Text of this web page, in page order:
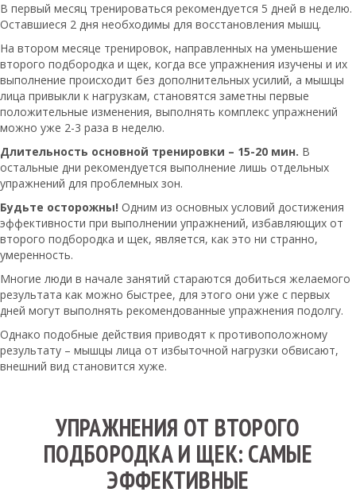
В первый месяц тренироваться рекомендуется 5 дней в неделю.
Оставшиеся 2 дня необходимы для восстановления мышц.
На втором месяце тренировок, направленных на уменьшение
второго подбородка и щек, когда все упражнения изучены и их
выполнение происходит без дополнительных усилий, а мышцы
лица привыкли к нагрузкам, становятся заметны первые
положительные изменения, выполнять комплекс упражнений
можно уже 2-3 раза в неделю.
Длительность основной тренировки – 15-20 мин. В
остальные дни рекомендуется выполнение лишь отдельных
упражнений для проблемных зон.
Будьте осторожны! Одним из основных условий достижения
эффективности при выполнении упражнений, избавляющих от
второго подбородка и щек, является, как это ни странно,
умеренность.
Многие люди в начале занятий стараются добиться желаемого
результата как можно быстрее, для этого они уже с первых
дней могут выполнять рекомендованные упражнения подолгу.
Однако подобные действия приводят к противоположному
результату – мышцы лица от избыточной нагрузки обвисают,
внешний вид становится хуже.
УПРАЖНЕНИЯ ОТ ВТОРОГО
ПОДБОРОДКА И ЩЕК: САМЫЕ
ЭФФЕКТИВНЫЕ